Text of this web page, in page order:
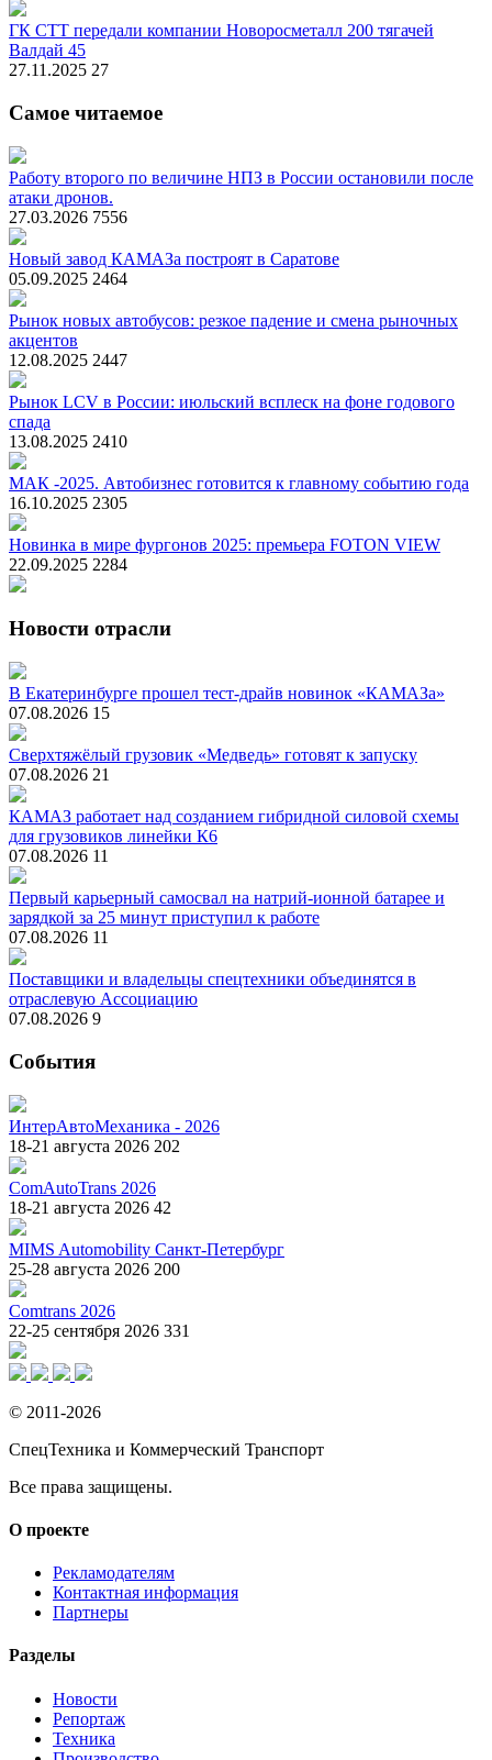
ГК СТТ передали компании Новоросметалл 200 тягачей
Валдай 45
27.11.2025 27
Самое читаемое
Работу второго по величине НПЗ в России остановили после
атаки дронов.
27.03.2026 7556
Новый завод КАМАЗа построят в Саратове
05.09.2025 2464
Рынок новых автобусов: резкое падение и смена рыночных
акцентов
12.08.2025 2447
Рынок LCV в России: июльский всплеск на фоне годового
спада
13.08.2025 2410
МАК -2025. Автобизнес готовится к главному событию года
16.10.2025 2305
Новинка в мире фургонов 2025: премьера FOTON VIEW
22.09.2025 2284
Новости отрасли
В Екатеринбурге прошел тест-драйв новинок «КАМАЗа»
07.08.2026 15
Сверхтяжёлый грузовик «Медведь» готовят к запуску
07.08.2026 21
КАМАЗ работает над созданием гибридной силовой схемы
для грузовиков линейки К6
07.08.2026 11
Первый карьерный самосвал на натрий-ионной батарее и
зарядкой за 25 минут приступил к работе
07.08.2026 11
Поставщики и владельцы спецтехники объединятся в
отраслевую Ассоциацию
07.08.2026 9
События
ИнтерАвтоМеханика - 2026
18-21 августа 2026 202
ComAutoTrans 2026
18-21 августа 2026 42
MIMS Automobility Санкт-Петербург
25-28 августа 2026 200
Comtrans 2026
22-25 сентября 2026 331
© 2011-2026
СпецТехника и Коммерческий Транспорт
Все права защищены.
О проекте
Рекламодателям
Контактная информация
Партнеры
Разделы
Новости
Репортаж
Техника